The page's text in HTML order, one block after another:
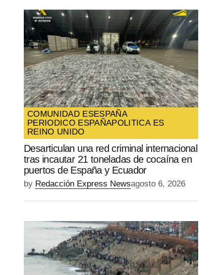
COMUNIDAD ESESPAÑA
PERIODICO ESPAÑAPOLITICA ES
REINO UNIDO
Desarticulan una red criminal internacional
tras incautar 21 toneladas de cocaína en
puertos de España y Ecuador
by Redacción Express Newsagosto 6, 2026